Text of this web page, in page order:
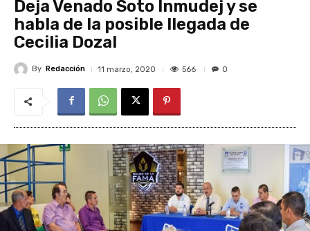
Deja Venado Soto Inmudej y se
habla de la posible llegada de
Cecilia Dozal
By Redacción 11 marzo, 2020 566 0